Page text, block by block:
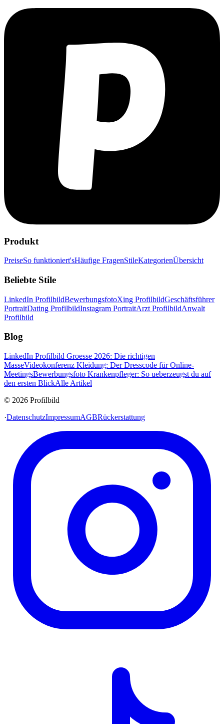
Produkt
PreiseSo funktioniert'sHäufige FragenStileKategorienÜbersicht
Beliebte Stile
LinkedIn ProfilbildBewerbungsfotoXing ProfilbildGeschäftsführer
PortraitDating ProfilbildInstagram PortraitArzt ProfilbildAnwalt
Profilbild
Blog
LinkedIn Profilbild Groesse 2026: Die richtigen
MasseVideokonferenz Kleidung: Der Dresscode für Online-
MeetingsBewerbungsfoto Krankenpfleger: So ueberzeugst du auf
den ersten BlickAlle Artikel
© 2026 Profilbild
·DatenschutzImpressumAGBRückerstattung